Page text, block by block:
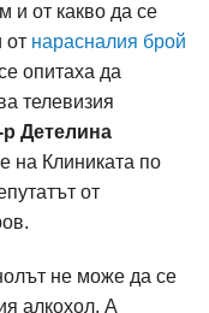
и от какво да се
от нарасналия брой
опитаха да
телевизия
р Детелина
на Клиниката по
от
не може да се
алкохол. А